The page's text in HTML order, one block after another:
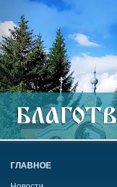
ГЛАВНОЕ